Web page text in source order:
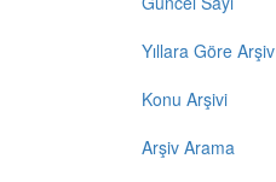
Yıllara Göre Arşiv
Konu Arşivi
Arşiv Arama